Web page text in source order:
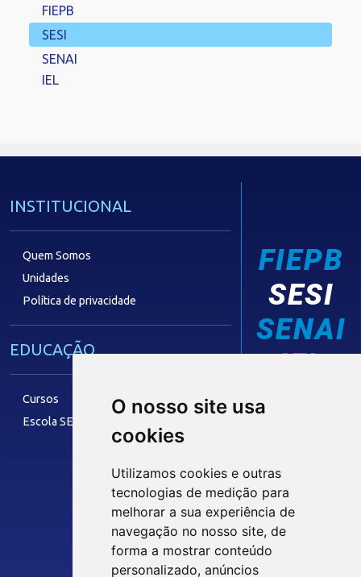
O nosso site usa
cookies
Utilizamos cookies e outras
tecnologias de medição para
melhorar a sua experiência de
navegação no nosso site, de
forma a mostrar conteúdo
personalizado, anúncios
FIEPB
SESI
SENAI
IEL
INSTITUCIONAL
Quem Somos
Unidades
Política de privacidade
EDUCAÇÃO
Cursos
Escola SESI
FIEPB
SESI
SENAI
IEL
Siga nossas Redes Sociais
INTRANET